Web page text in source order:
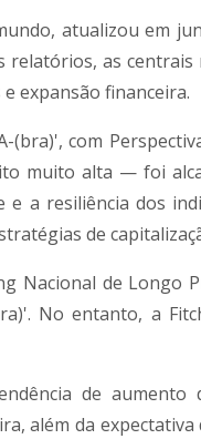
atualizou em
relatórios, as
expansão financeira.
com
muito alta — foi
a resiliência dos
de
Nacional de Longo
No entanto, a
de aumento
além da expectativa